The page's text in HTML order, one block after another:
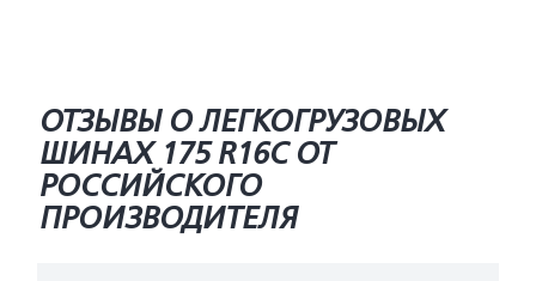
ОТЗЫВЫ О ЛЕГКОГРУЗОВЫХ
ШИНАХ 175 R16C ОТ
РОССИЙСКОГО
ПРОИЗВОДИТЕЛЯ